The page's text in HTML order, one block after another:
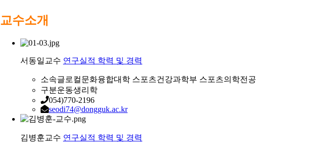
교수소개
서동일 교수 연구실적 학력 및 경력
소속글로컬문화융합대학 스포츠건강과학부 스포츠의학전공
구분운동생리학
054)770-2196
seodi74@dongguk.ac.kr
김병훈교수 연구실적 학력 및 경력